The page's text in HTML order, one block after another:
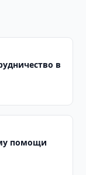
в
помощи